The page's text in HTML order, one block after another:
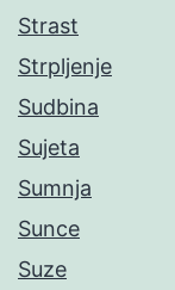
Strast
Strpljenje
Sudbina
Sujeta
Sumnja
Sunce
Suze